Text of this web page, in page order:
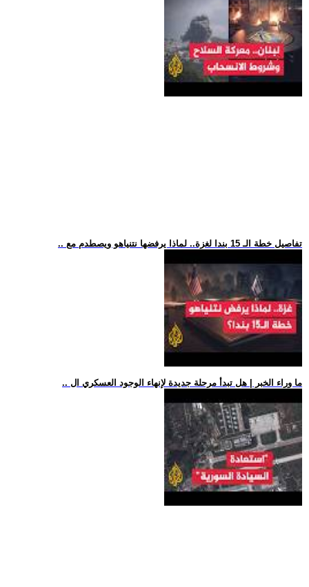
.. تفاصيل خطة الـ 15 بندا لغزة.. لماذا يرفضها نتنياهو ويصطدم مع
.. ما وراء الخبر | هل تبدأ مرحلة جديدة لإنهاء الوجود العسكري ال